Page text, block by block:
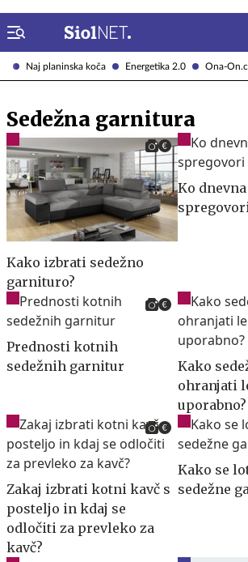
Naj planinska koča Energetika 2.0 Ona-
Sedežna garnitura
Kako izbrati sedežno
garnituro?
Ko
Prednosti kotnih
sedežnih garnitur
Kako
ohranjati
uporabno?
Zakaj izbrati kotni kavč s
posteljo in kdaj se
odločiti za prevleko za
kavč?
Kako se
sedežne